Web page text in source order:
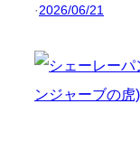
·2026/06/21